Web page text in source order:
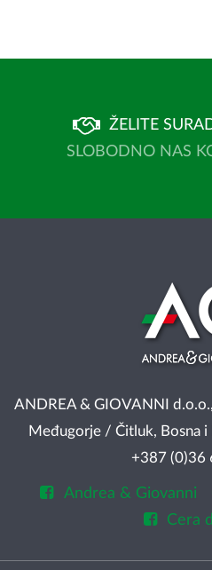
ŽELITE
SLOBODNO NAS
ANDREA & GIOVANNI
Međugorje / Čitluk, Bosna
+387 (0)36
Andrea & Giovanni
Cera